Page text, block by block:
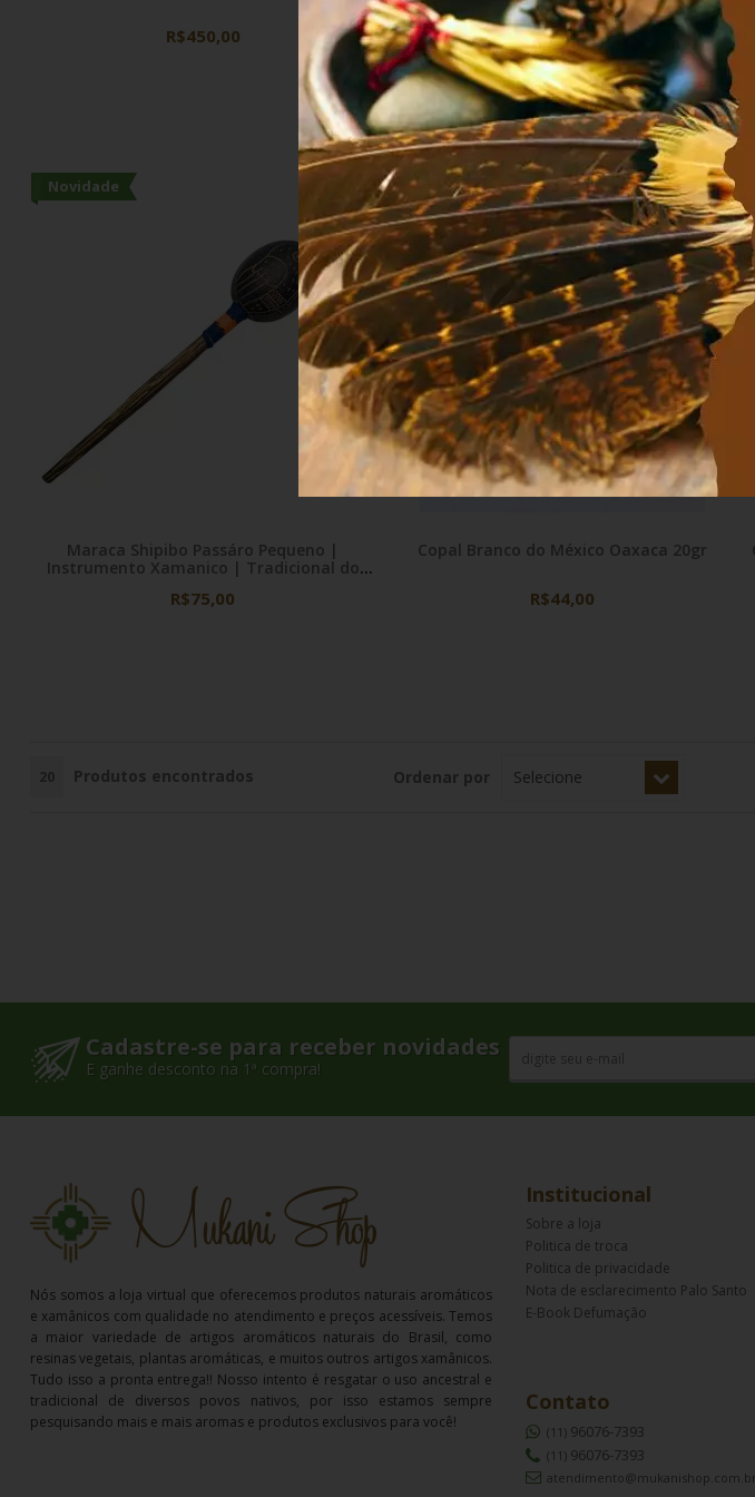
R$450,00
Ritual e Meditação | Som Ritualístico |
Instrumento Ritual Ancestral
R$260,00
Novidade
Maraca Shipibo Passáro Pequeno |
Instrumento Xamanico | Tradicional do
R$75,00
Copal Branco do México Oaxaca 20gr
R$44,00
Produtos encontrados Ordenar por
Cadastre-se para receber novidades
E ganhe desconto na 1ª compra!
Nós somos a loja virtual que oferecemos produtos naturais aromáticos
e xamânicos com qualidade no atendimento e preços acessíveis. Temos
a maior variedade de artigos aromáticos naturais do Brasil, como
resinas vegetais, plantas aromáticas, e muitos outros artigos xamânicos.
Tudo isso a pronta entrega!! Nosso intento é resgatar o uso ancestral e
tradicional de diversos povos nativos, por isso estamos sempre
pesquisando mais e mais aromas e produtos exclusivos para você!
Institucional
Sobre a loja
Politica de troca
Politica de privacidade
Nota de esclarecimento Palo Santo
E-Book Defumação
Contato
(11) 96076-7393
(11) 96076-7393
atendimento@mukanishop.com.br